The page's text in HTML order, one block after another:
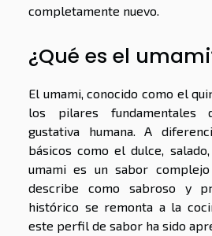
completamente nuevo.
¿Qué es el
El umami, conocido como el
los pilares fundamentales
gustativa humana. A
básicos como el dulce,
umami es un sabor
describe como sabroso y
histórico se remonta a la
este perfil de sabor ha sido